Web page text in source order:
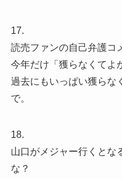
17.
読売ファンの自己弁護コ
今年だけ「獲らなくてよ
過去にもいっぱい獲らな
で。
18.
山口がメジャー行くとな
な？